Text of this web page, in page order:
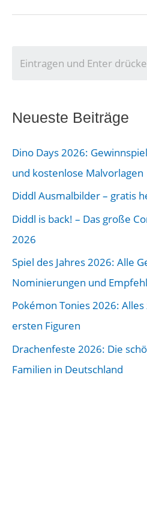
Neueste Beiträge
Dino Days 2026:
und kostenlose Malvorlagen
Diddl Ausmalbilder – gratis
Diddl is back! – Das große
2026
Spiel des Jahres 2026: Alle
Nominierungen und
Pokémon Tonies 2026:
ersten Figuren
Drachenfeste 2026: Die
Familien in Deutschland
e
B
e
i
t
r
a
g
s
-